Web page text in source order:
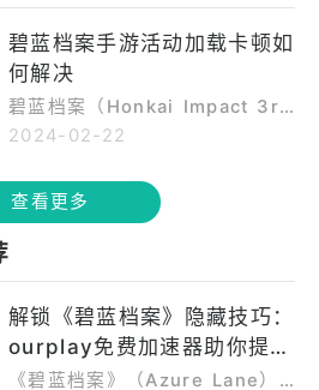
的解决方案。 OurPlay免费加
速器是一款专为游戏玩家设计的
网络加速工具，可以帮助提升网
络连接速度，减少游戏下载和更
新的时间。下面将详细介绍如何
《碧蓝档案》。 步骤一：下载
并安装OurPlay免费加速器 首
ay免费加速器”，然后点击下载并
按照提示完成安装。安装完成
后，您可以在手机的应用列表中
加载卡顿等问题，这给玩家带来
了不便。为了解决这一问题，许
多玩家开始寻找加速器软件来改
善游戏体验。在众多加速器软件
稳定的性能和强大的加速功能备
受关注。本文将介绍OurPlay免
费加速器如何帮助解决碧蓝档案
我们来了解一下碧蓝档案这款游
戏： 《碧蓝档案》(Azur Lan
e)是一款由日本公司开发的二次
元手游，属于动作角色扮演游戏
(ARPG)类型，于2017年5月20
碧蓝档案手游活动加载卡顿如
何解决
碧蓝档案（Honkai Impact 3r
d）作为一款备受玩家热爱的动作
体验备受关注。然而，对于许多
玩家来说，游戏加载速度可能成
度慢不仅会影响游戏进程，还可
能错失重要时机。在这样的情况
下，OurPlay免费加速器成为解
决问题的利器。本文将为您介绍
如何利用OurPlay免费加速器来
2024-02-22
查看更多
解锁《碧蓝档案》隐藏技巧：
ourplay免费加速器助你提升
游戏体验！
《碧蓝档案》（Azure Lane）